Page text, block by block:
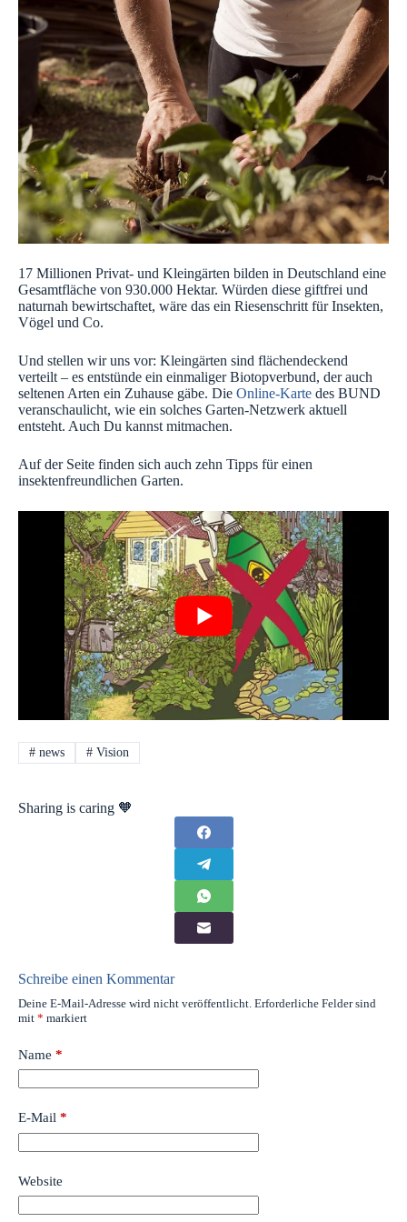
17 Millionen Privat- und Kleingärten bilden in Deutschland eine
Gesamtfläche von 930.000 Hektar. Würden diese giftfrei und
naturnah bewirtschaftet, wäre das ein Riesenschritt für Insekten,
Vögel und Co.
Und stellen wir uns vor: Kleingärten sind flächendeckend
verteilt – es entstünde ein einmaliger Biotopverbund, der auch
seltenen Arten ein Zuhause gäbe. Die Online-Karte des BUND
veranschaulicht, wie ein solches Garten-Netzwerk aktuell
entsteht. Auch Du kannst mitmachen.
Auf der Seite finden sich auch zehn Tipps für einen
insektenfreundlichen Garten.
#news #Vision
Sharing is caring 🧡
Schreibe einen Kommentar
Deine E-Mail-Adresse wird nicht veröffentlicht. Erforderliche Felder sind
mit * markiert
Name *
E-Mail *
Website